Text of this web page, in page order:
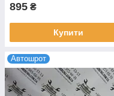
895 ₴
Купити
Автошрот